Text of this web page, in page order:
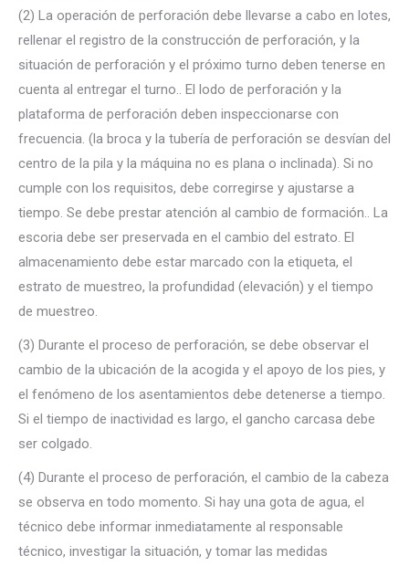
(2) La operación de perforación debe llevarse a cabo en lotes,
rellenar el registro de la construcción de perforación, y la
situación de perforación y el próximo turno deben tenerse en
cuenta al entregar el turno.. El lodo de perforación y la
plataforma de perforación deben inspeccionarse con
frecuencia. (la broca y la tubería de perforación se desvían del
centro de la pila y la máquina no es plana o inclinada). Si no
cumple con los requisitos, debe corregirse y ajustarse a
tiempo. Se debe prestar atención al cambio de formación.. La
escoria debe ser preservada en el cambio del estrato. El
almacenamiento debe estar marcado con la etiqueta, el
estrato de muestreo, la profundidad (elevación) y el tiempo
de muestreo.
(3) Durante el proceso de perforación, se debe observar el
cambio de la ubicación de la acogida y el apoyo de los pies, y
el fenómeno de los asentamientos debe detenerse a tiempo.
Si el tiempo de inactividad es largo, el gancho carcasa debe
ser colgado.
(4) Durante el proceso de perforación, el cambio de la cabeza
se observa en todo momento. Si hay una gota de agua, el
técnico debe informar inmediatamente al responsable
técnico, investigar la situación, y tomar las medidas